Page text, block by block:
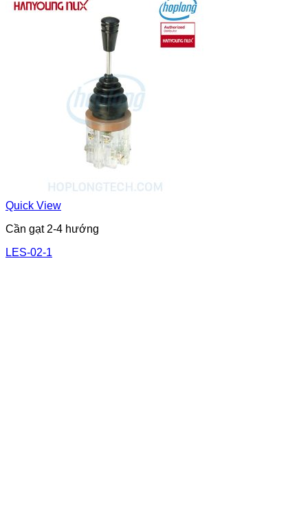
Quick View
Cần gạt 2-4 hướng
LES-02-1